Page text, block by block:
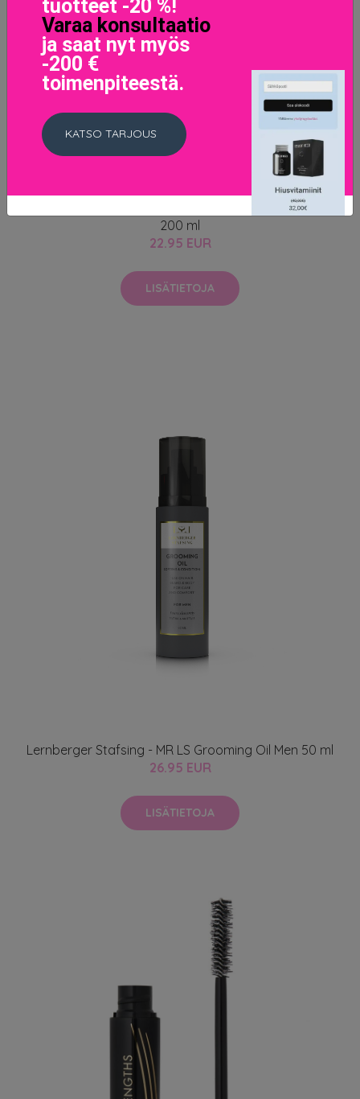
Lernberger Stafsing - MR LS Grip Powder Spray Men
200 ml
22.95 EUR
LISÄTIETOJA
Lernberger Stafsing - MR LS Grooming Oil Men 50 ml
26.95 EUR
LISÄTIETOJA
tuotteet -20 %!
Varaa konsultaatio
ja saat nyt myös
-200 €
toimenpiteestä.
KATSO TARJOUS